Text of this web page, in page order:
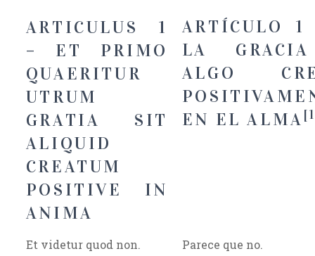
ARTICULUS 1
– ET PRIMO
QUAERITUR
UTRUM
GRATIA SIT
ALIQUID
CREATUM
POSITIVE IN
ANIMA
ARTÍCULO
LA
ALGO
EN EL ALMA
Et videtur quod non.
Parece que no.